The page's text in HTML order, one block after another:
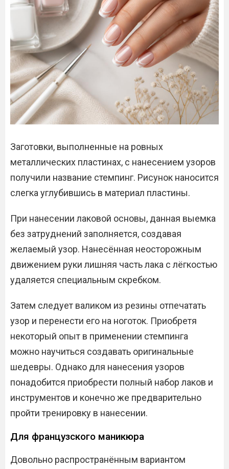
Заготовки, выполненные на ровных
металлических пластинах, с нанесением узоров
получили название стемпинг. Рисунок наносится
слегка углубившись в материал пластины.
При нанесении лаковой основы, данная выемка
без затруднений заполняется, создавая
желаемый узор. Нанесённая неосторожным
движением руки лишняя часть лака с лёгкостью
удаляется специальным скребком.
Затем следует валиком из резины отпечатать
узор и перенести его на ноготок. Приобретя
некоторый опыт в применении стемпинга
можно научиться создавать оригинальные
шедевры. Однако для нанесения узоров
понадобится приобрести полный набор лаков и
инструментов и конечно же предварительно
пройти тренировку в нанесении.
Для французского маникюра
Довольно распространённым вариантом